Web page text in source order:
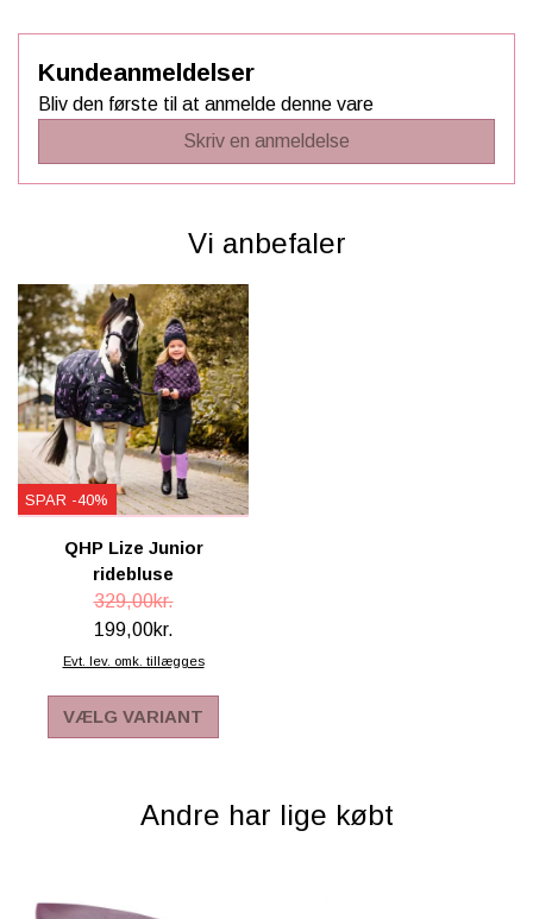
Kundeanmeldelser
Bliv den første til at anmelde denne vare
Skriv en anmeldelse
Vi anbefaler
SPAR -40%
QHP Lize Junior
ridebluse
329,00kr.
199,00kr.
Evt. lev. omk. tillægges
VÆLG VARIANT
Andre har lige købt